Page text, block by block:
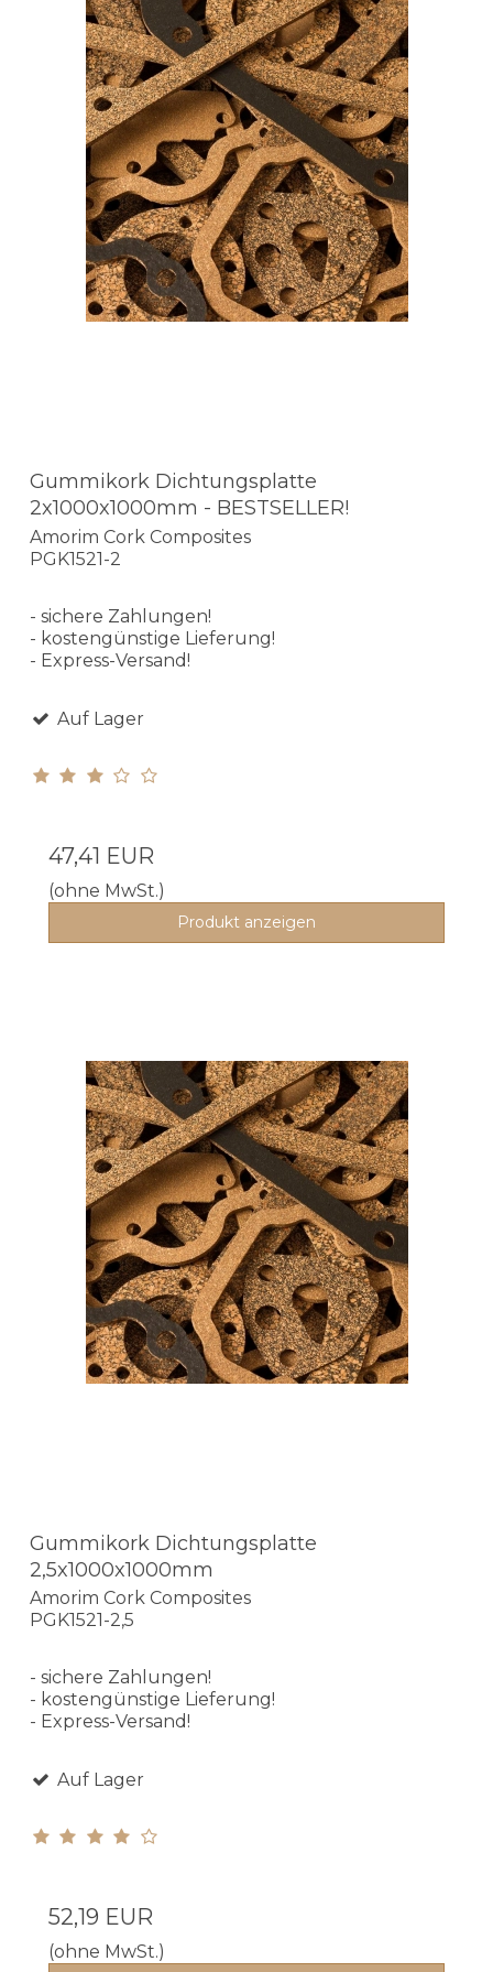
Gummikork Dichtungsplatte
2x1000x1000mm - BESTSELLER!
Amorim Cork Composites
PGK1521-2
- sichere Zahlungen!
- kostengünstige Lieferung!
- Express-Versand!
Auf Lager
47,41 EUR
(ohne MwSt.)
Produkt anzeigen
Gummikork Dichtungsplatte
2,5x1000x1000mm
Amorim Cork Composites
PGK1521-2,5
- sichere Zahlungen!
- kostengünstige Lieferung!
- Express-Versand!
Auf Lager
52,19 EUR
(ohne MwSt.)